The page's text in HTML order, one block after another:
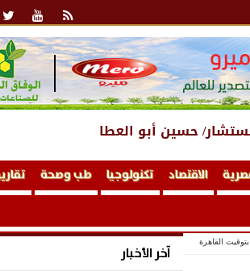
حسين أبو العطا
الاقتصاد تكنولوجيا طب وصحة
بتوقيت القاهرة
آخر الأخبار